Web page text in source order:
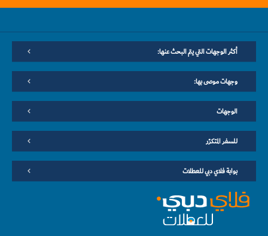
أكثر الوجهات التي يتم البحث عنها:
وجهات موصى بها:
الوجهات
للسفر المتكرّر
بوابة فلاي دبي للعطلات